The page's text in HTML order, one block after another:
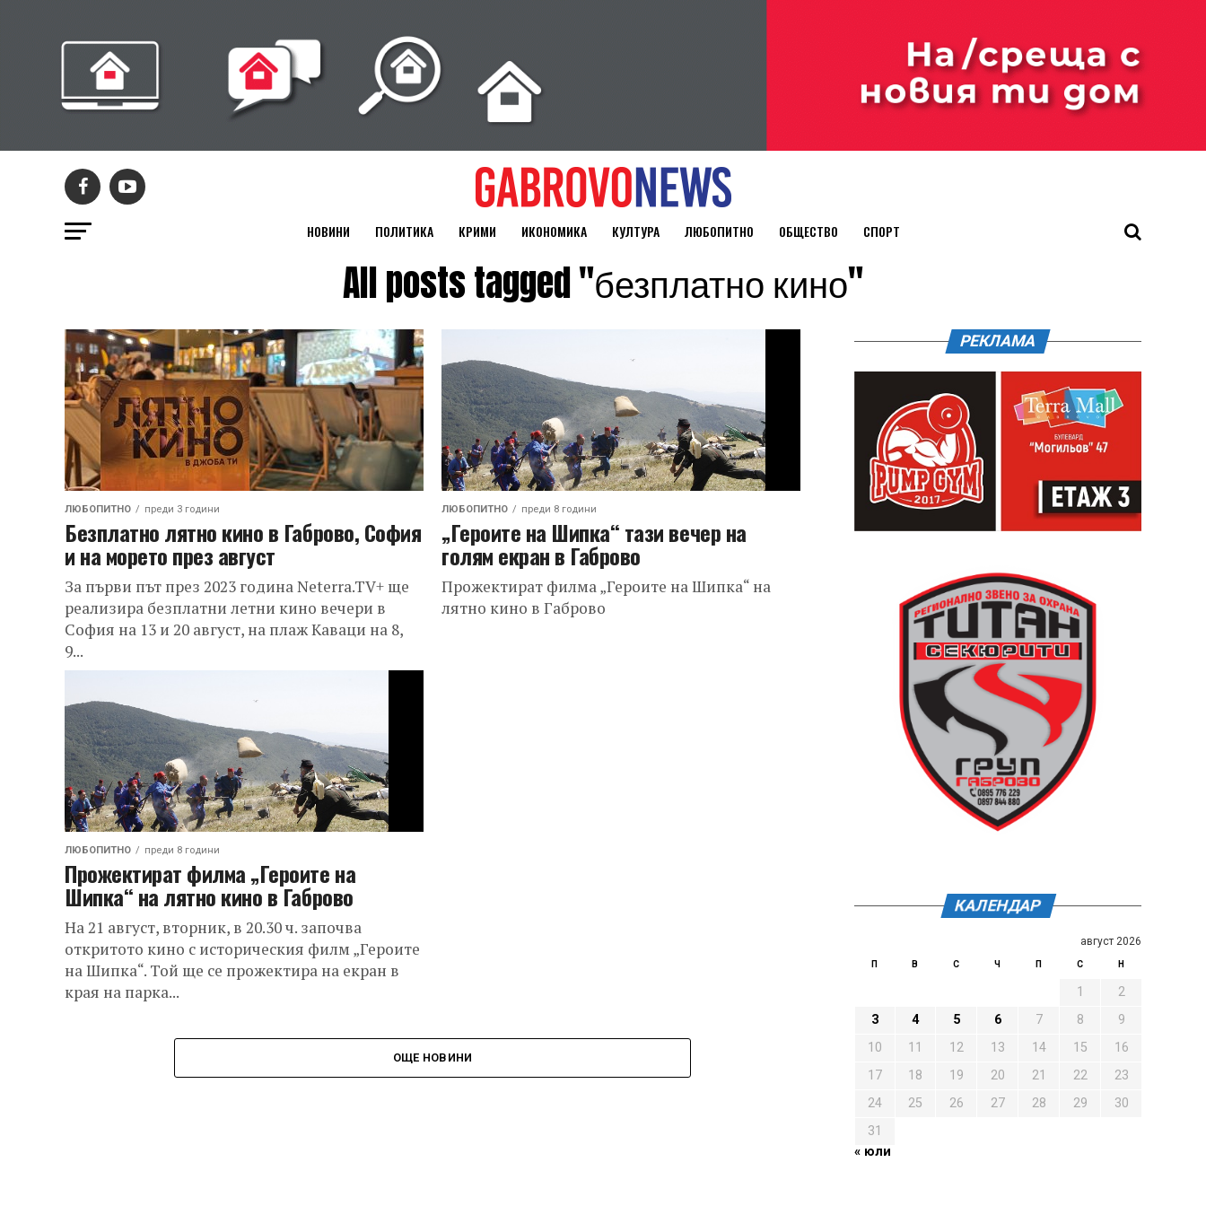
НОВИНИ ПОЛИТИКА КРИМИ ИКОНОМИКА КУЛТУРА ЛЮБОПИТНО ОБЩЕСТВО СПОРТ
All posts tagged "безплатно кино"
ЛЮБОПИТНО преди 3 години
Безплатно лятно кино в Габрово, София
и на морето през август
За първи път през 2023 година Neterra.TV+ ще
реализира безплатни летни кино вечери в
София на 13 и 20 август, на плаж Каваци на 8,
9...
ЛЮБОПИТНО преди 8 години
„Героите на Шипка“ тази вечер на
голям екран в Габрово
Прожектират филма „Героите на Шипка“ на
лятно кино в Габрово
ЛЮБОПИТНО преди 8 години
Прожектират филма „Героите на
Шипка“ на лятно кино в Габрово
На 21 август, вторник, в 20.30 ч. започва
откритото кино с историческия филм „Героите
на Шипка“. Той ще се прожектира на екран в
края на парка...
ОЩЕ НОВИНИ
РЕКЛАМА
КАЛЕНДАР
август 2026
П В С Ч П С Н
1
2
3
4 5 6 7 8
9
10
11 12 13 14 15
16
17
18 19 20 21 22
23
24
25 26 27 28 29
30
31
« юли